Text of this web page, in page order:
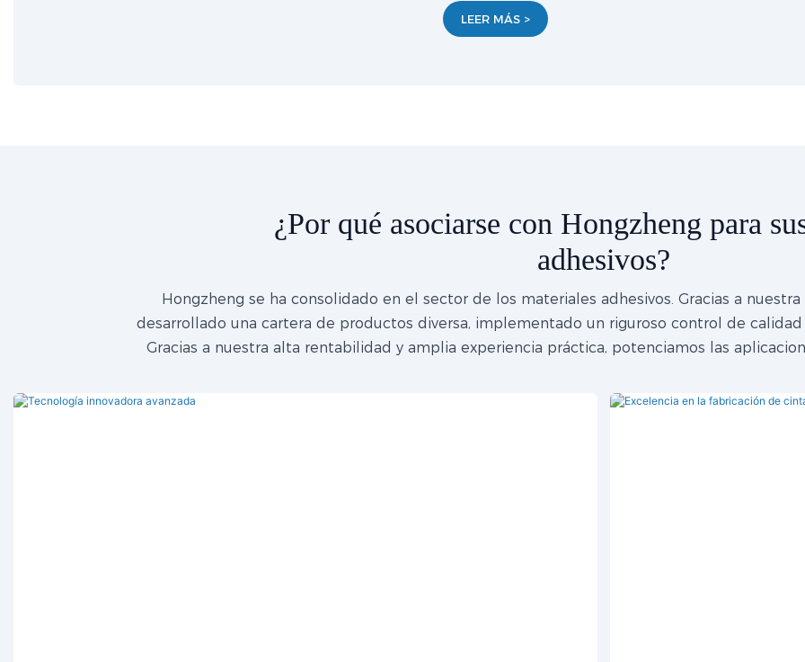
LEER MÁS >
¿Por qué asociarse con Hongzheng para
adhesivos?
Hongzheng se ha consolidado en el sector de los materiales adhesivos. Gracias a
desarrollado una cartera de productos diversa, implementado un riguroso control de
Gracias a nuestra alta rentabilidad y amplia experiencia práctica, potenciamos las